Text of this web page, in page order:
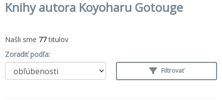
Knihy autora Koyoharu Gotouge
Našli sme 77titulov
Zoradiť podľa:
Filtrovať